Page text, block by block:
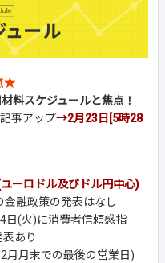
★
料スケジュールと焦点！
事アップ→2月23日[5時28
ーロドル及びドル円中心)
融政策の発表はなし
(火)に消費者信頼感指
あり
月月末での最後の営業日)